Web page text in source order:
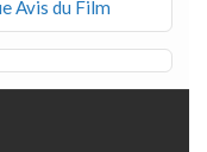
Avis du Film